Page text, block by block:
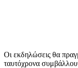
Οι εκδηλώσεις θα
ταυτόχρονα